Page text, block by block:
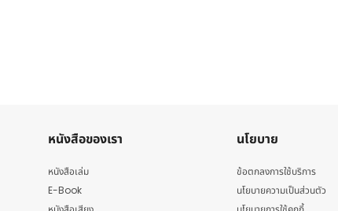
หนังสือของเรา
หนังสือเล่ม
E-Book
นโยบาย
ข้อตกลงการใช้บริการ
นโยบายความเป็นส่วนตัว